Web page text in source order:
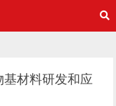
材料研发和应